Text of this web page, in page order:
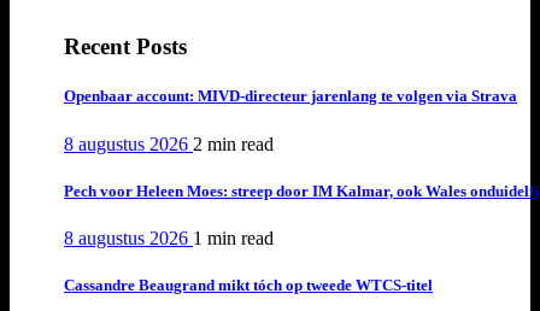
Recent Posts
Openbaar account: MIVD-directeur jarenlang te volgen via Strava
8 augustus 2026 2 min read
Pech voor Heleen Moes: streep door IM Kalmar, ook Wales
8 augustus 2026 1 min read
Cassandre Beaugrand mikt tóch op tweede WTCS-titel